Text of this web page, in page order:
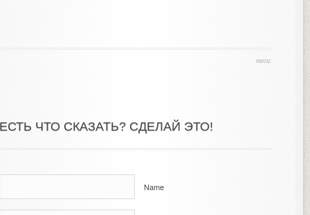
теги:
ЧТО СКАЗАТЬ? СДЕЛАЙ ЭТО!
Name